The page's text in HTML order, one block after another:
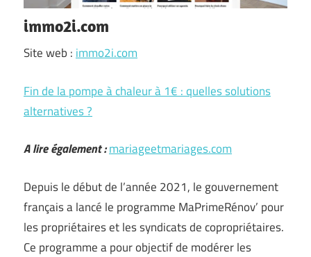
immo2i.com
Site web :immo2i.com
Fin de la pompe à chaleur à 1€ : quelles solutions
alternatives ?
A lire également :mariageetmariages.com
Depuis le début de l’année 2021, le gouvernement
français a lancé le programme MaPrimeRénov’ pour
les propriétaires et les syndicats de copropriétaires.
Ce programme a pour objectif de modérer les